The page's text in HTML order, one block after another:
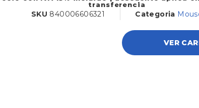
transferencia
SKU 840006606321 Categoria
VER